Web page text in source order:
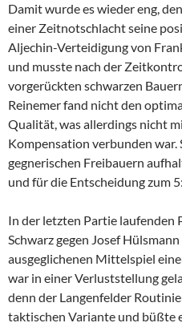
Damit wurde es wieder eng,
einer Zeitnotschlacht seine
Aljechin-Verteidigung von
und musste nach der
vorgerückten schwarzen
Reinemer fand nicht den
Qualität, was allerdings nicht
Kompensation verbunden war.
gegnerischen Freibauern
und für die Entscheidung zum
In der letzten Partie laufenden
Schwarz gegen Josef
ausgeglichenen Mittelspiel
war in einer Verluststellung
denn der Langenfelder
taktischen Variante und büßte